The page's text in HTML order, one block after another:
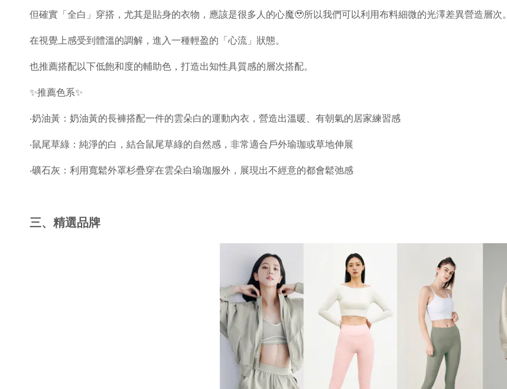
但確實「全白」穿搭，尤其是貼身的衣物，應該是很多人的心魔🥹所以我們可以利用布料細微的光澤差異營造層次。
在視覺上感受到體溫的調解，進入一種輕盈的「心流」狀態。
也推薦搭配以下低飽和度的輔助色，打造出知性具質感的層次搭配。
✨推薦色系✨
‧奶油黃：奶油黃的長褲搭配一件的雲朵白的運動內衣，營造出溫暖、有朝氣的居家練習感
‧鼠尾草綠：純淨的白，結合鼠尾草綠的自然感，非常適合戶外瑜珈或草地伸展
‧礦石灰：利用寬鬆外罩杉疊穿在雲朵白瑜珈服外，展現出不經意的都會鬆弛感
三、精選品牌